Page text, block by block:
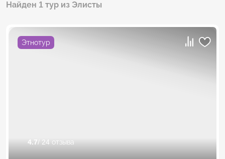
Найден 1 тур из Элисты
Этнотур
4.7/ 24 отзыва